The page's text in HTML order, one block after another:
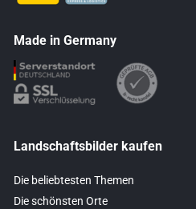
Made in Germany
Landschaftsbilder kaufen
Die beliebtesten Themen
Die schönsten Orte